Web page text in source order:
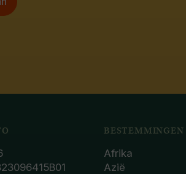
BESTEMMINGEN
Afrika
Azië